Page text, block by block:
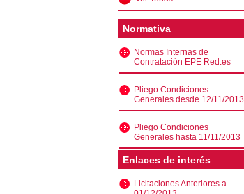
Normativa
Normas Internas de
Contratación EPE Red.es
Pliego Condiciones
Generales desde 12/11/2013
Pliego Condiciones
Generales hasta 11/11/2013
Enlaces de interés
Licitaciones Anteriores a